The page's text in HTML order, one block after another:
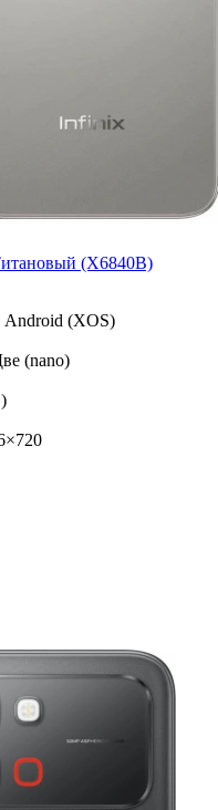
(X6840B)
Android (XOS)
(nano)